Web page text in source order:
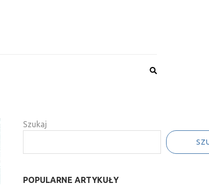
Szukaj
POPULARNE ARTYKUŁY